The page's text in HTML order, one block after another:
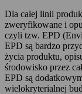
Dla całej linii
zweryfikowane i
czyli tzw. EPD
EPD są bardzo
życia produktu,
środowisko przez
EPD są
wielokryterialnej